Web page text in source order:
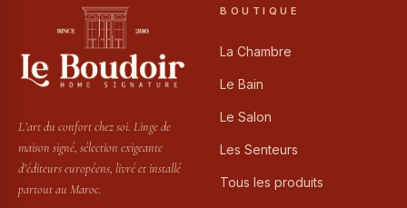
L’art du confort chez soi. Linge de
maison signé, sélection exigeante
d’éditeurs européens, livré et installé
partout au Maroc.
BOUTIQUE
La Chambre
Le Bain
Le Salon
Les Senteurs
Tous les produits